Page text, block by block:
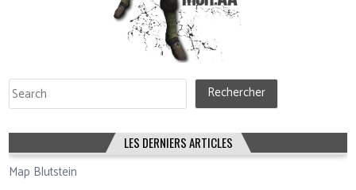
Rechercher Rechercher
LES DERNIERS ARTICLES
Map Blutstein